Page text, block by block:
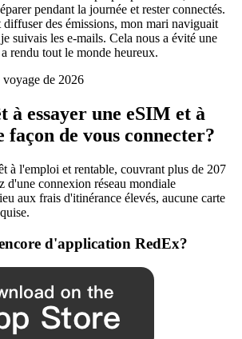
pendant la journée et rester connectés.
des émissions, mon mari naviguait
suivais les e-mails. Cela nous a évité une
rendu tout le monde heureux.
de 2026
à essayer une eSIM et à
façon de vous connecter?
à l'emploi et rentable, couvrant plus de 207
d'une connexion réseau mondiale
aux frais d'itinérance élevés, aucune carte
d'application RedEx?